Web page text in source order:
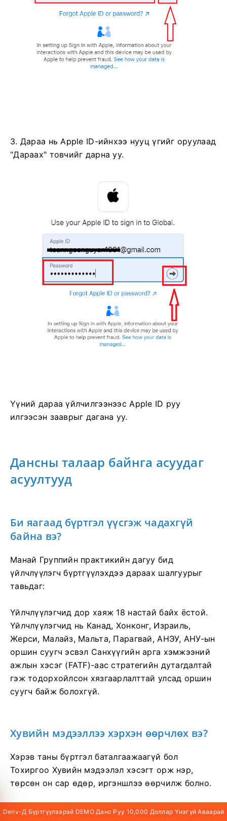
3. Дараа нь Apple ID-ийнхээ нууц үгийг оруулаад
"Дараах" товчийг дарна уу.
Үүний дараа үйлчилгээнээс Apple ID руу
илгээсэн зааврыг дагана уу.
Дансны талаар байнга асуудаг
асуултууд
Би яагаад бүртгэл үүсгэж чадахгүй
байна вэ?
Манай Группийн практикийн дагуу бид
үйлчлүүлэгч бүртгүүлэхдээ дараах шалгуурыг
тавьдаг:
Үйлчлүүлэгчид дор хаяж 18 настай байх ёстой.
Үйлчлүүлэгчид нь Канад, Хонконг, Израиль,
Жерси, Малайз, Мальта, Парагвай, АНЭУ, АНУ-ын
оршин суугч эсвэл Санхүүгийн арга хэмжээний
ажлын хэсэг (FATF)-аас стратегийн дутагдалтай
гэж тодорхойлсон хязгаарлалттай улсад оршин
суугч байж болохгүй.
Хувийн мэдээллээ хэрхэн өөрчлөх вэ?
Хэрэв таны бүртгэл баталгаажаагүй бол
Тохиргоо Хувийн мэдээлэл хэсэгт орж нэр,
төрсөн он сар өдөр, иргэншлээ өөрчилж болно.
Хэрэв бүртгэл бүрэн баталгаажсан бол хүссэн
Deriv-Д Бүртгүүлээрэй DEMO Данс Руу 10,000 Доллар Үнэгүй Аваарай